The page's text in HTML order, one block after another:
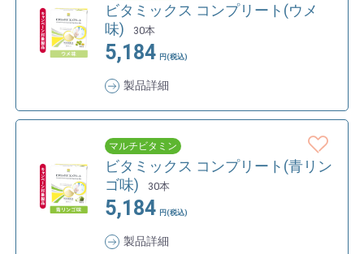
ビタミックス コンプリート(ウメ
味)
30本
5,184 円(税込)
製品詳細
マルチビタミン
ビタミックス コンプリート(青リン
ゴ味)
30本
5,184 円(税込)
製品詳細